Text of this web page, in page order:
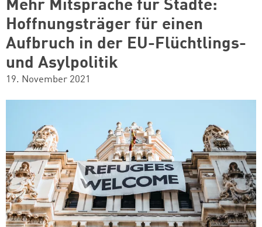
Mehr Mitsprache für Städte:
Hoffnungsträger für einen
Aufbruch in der EU-Flüchtlings-
und Asylpolitik
19. November 2021